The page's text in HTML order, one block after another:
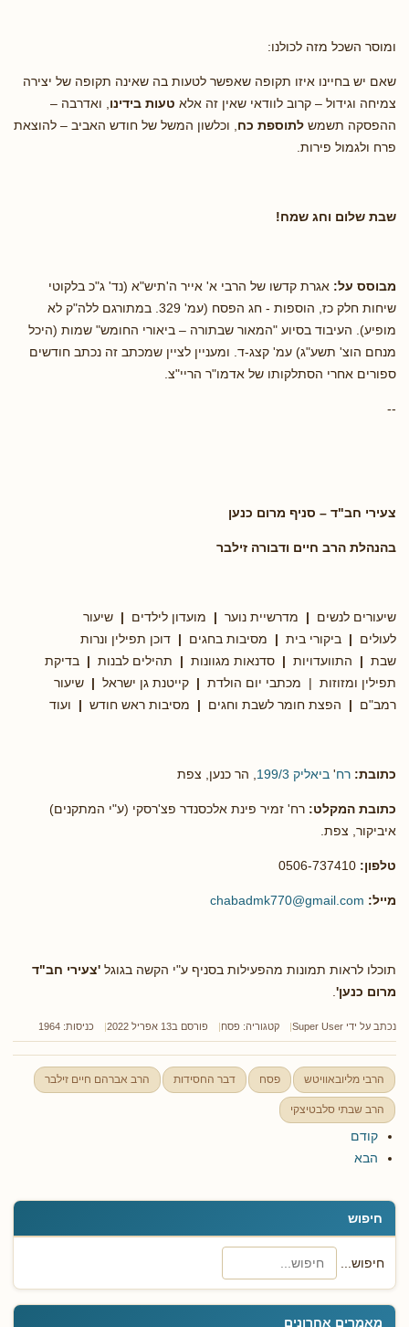
חיפוש
חיפוש...
מאמרים אחרונים
ומוסר השכל מזה לכולנו:
שאם יש בחיינו איזו תקופה שאפשר לטעות בה שאינה תקופה של יצירה
צמיחה וגידול – קרוב לוודאי שאין זה אלא טעות בידינו , ואדרבה –
ההפסקה תשמש לתוספת כח , וכלשון המשל של חודש האביב – להוצאת
פרח ולגמול פירות.
שבת שלום וחג שמח!
מבוסס על: אגרת קדשו של הרבי א' אייר ה'תיש"א (נד' ג"כ בלקוטי
שיחות חלק כז, הוספות - חג הפסח (עמ' 329. במתורגם ללה"ק לא
מופיע). העיבוד בסיוע "המאור שבתורה – ביאורי החומש" שמות (היכל
מנחם הוצ' תשע"ג) עמ' קצג-ד. ומעניין לציין שמכתב זה נכתב חודשים
ספורים אחרי הסתלקותו של אדמו"ר הריי"צ.
--
צעירי חב"ד – סניף מרום כנען
בהנהלת הרב חיים ודבורה זילבר
שיעורים לנשים | מדרשיית נוער | מועדון לילדים | שיעור
לעולים | ביקורי בית | מסיבות בחגים | דוכן תפילין ונרות
שבת | התוועדויות | סדנאות מגוונות | תהילים לבנות | בדיקת
תפילין ומזוזות | מכתבי יום הולדת | קייטנת גן ישראל | שיעור
רמב"ם | הפצת חומר לשבת וחגים | מסיבות ראש חודש | ועוד
כתובת: רח' ביאליק 199/3 , הר כנען, צפת
כתובת המקלט: רח' זמיר פינת אלכסנדר פצ'רסקי (ע"י המתקנים)
איביקור, צפת.
טלפון:
מייל: chabadmk770@gmail.com
תוכלו לראות תמונות מהפעילות בסניף ע"י הקשה בגוגל 'צעירי חב"ד
מרום כנען'
נכתב על ידי Super User קטגוריה: פסח פורסם ב13 אפריל 2022 כניסות: 1964
הרבי מליובאוויטש פסח דבר החסידות הרב אברהם חיים זילבר
הרב שבתי סלבטיצקי
קודם
הבא